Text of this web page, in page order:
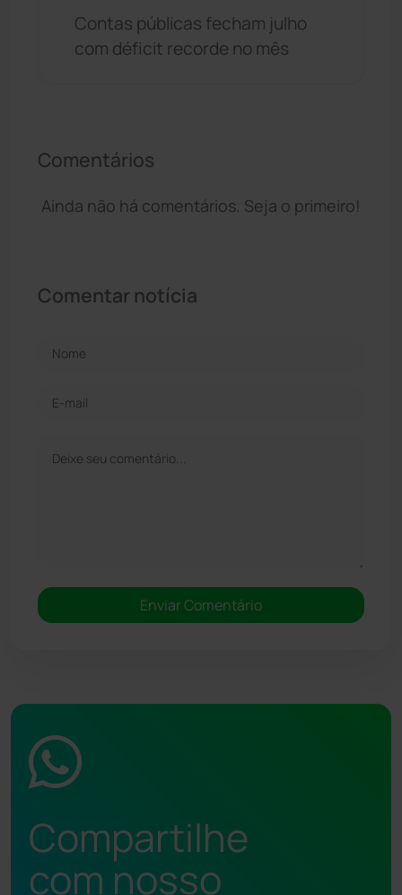
Contas públicas fecham julho
com déficit recorde no mês
Comentários
Ainda não há comentários. Seja o primeiro!
Comentar notícia
Compartilhe
com nosso